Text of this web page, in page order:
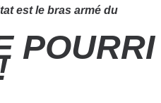
est le bras armé du
POURRI